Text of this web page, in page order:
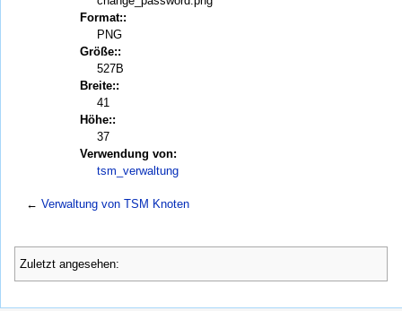
Format::
PNG
Größe::
527B
Breite::
41
Höhe::
37
Verwendung von:
tsm_verwaltung
← Verwaltung von TSM Knoten
Zuletzt angesehen: